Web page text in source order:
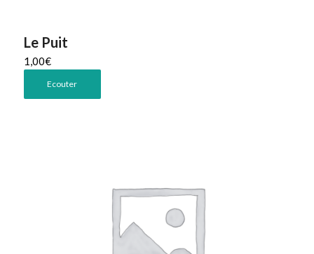
Le Puit
1,00€
Ecouter